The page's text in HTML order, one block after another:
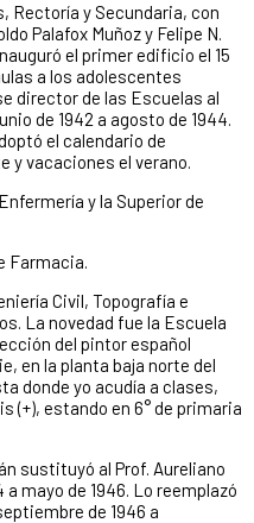
Rectoría y Secundaria, con
Palafox Muñoz y Felipe N.
el primer edificio el 15
a los adolescentes
director de las Escuelas al
de 1942 a agosto de 1944.
el calendario de
y vacaciones el verano.
y la Superior de
Farmacia.
Civil, Topografía e
La novedad fue la Escuela
del pintor español
en la planta baja norte del
donde yo acudía a clases,
(+), estando en 6° de primaria
sustituyó al Prof. Aureliano
mayo de 1946. Lo reemplazó
de 1946 a